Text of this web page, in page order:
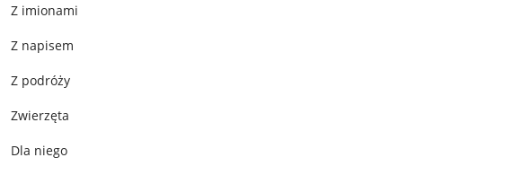
Z imionami
Z napisem
Z podróży
Zwierzęta
Dla niego